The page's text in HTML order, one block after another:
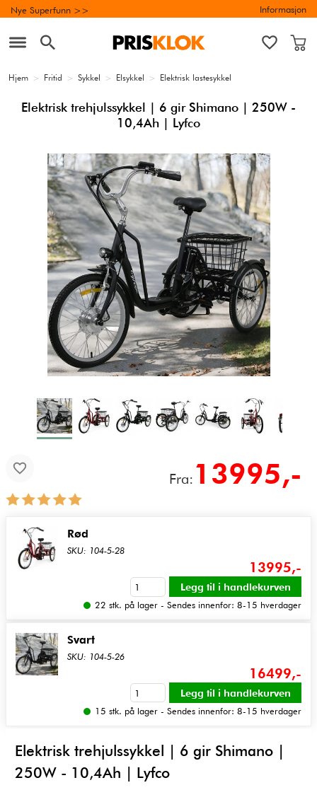
Nye Superfunn >> Informasjon
Hjem > Fritid > Sykkel > Elsykkel > Elektrisk lastesykkel
Elektrisk trehjulssykkel | 6 gir Shimano | 250W -
10,4Ah | Lyfco
Fra: 13995,-
Rød
SKU: 104-5-28
13995,-
22 stk. på lager - Sendes innenfor: 8-15 hverdager
Svart
SKU: 104-5-26
16499,-
15 stk. på lager - Sendes innenfor: 8-15 hverdager
Elektrisk trehjulssykkel | 6 gir Shimano |
250W - 10,4Ah | Lyfco